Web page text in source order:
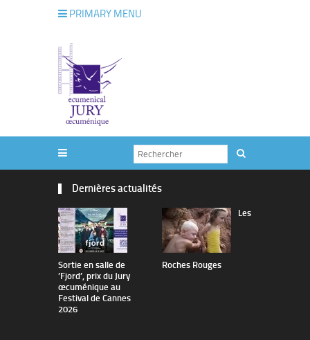
PRIMARY MENU
Dernières actualités
Sortie en salle de
’Fjord’, prix du Jury
œcuménique au
Festival de Cannes
2026
Les
Roches Rouges